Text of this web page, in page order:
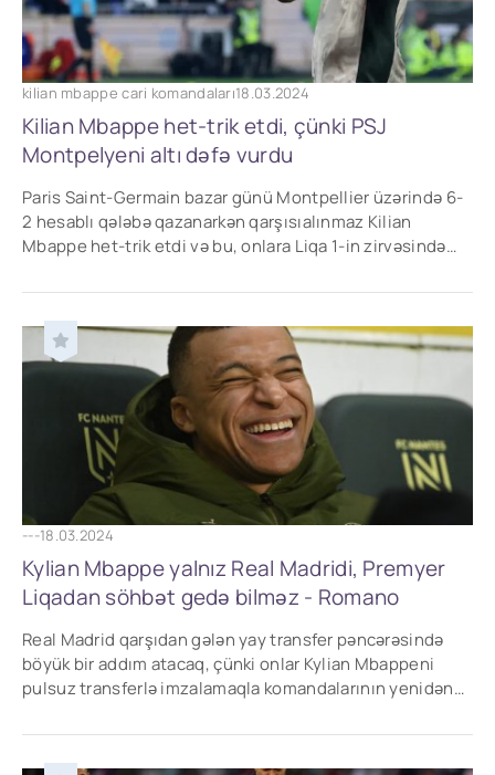
kilian mbappe cari komandaları18.03.2024
Kilian Mbappe het-trik etdi, çünki PSJ
Montpelyeni altı dəfə vurdu
Paris Saint-Germain bazar günü Montpellier üzərində 6-
2 hesablı qələbə qazanarkən qarşısıalınmaz Kilian
Mbappe het-trik etdi və bu, onlara Liqa 1-in zirvəsində
---18.03.2024
Kylian Mbappe yalnız Real Madridi, Premyer
Liqadan söhbət gedə bilməz - Romano
Real Madrid qarşıdan gələn yay transfer pəncərəsində
böyük bir addım atacaq, çünki onlar Kylian Mbappeni
pulsuz transferlə imzalamaqla komandalarının yenidən